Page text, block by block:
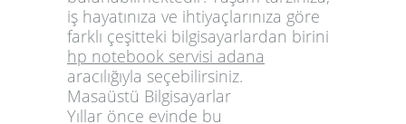
iş hayatınıza ve ihtiyaçlarınıza göre
farklı çeşitteki bilgisayarlardan birini
hp notebook servisi adana
aracılığıyla seçebilirsiniz.
Masaüstü Bilgisayarlar
Yıllar önce evinde bu